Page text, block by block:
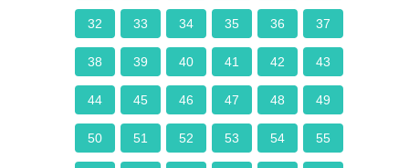
32 33 34 35 36 37
38 39 40 41 42 43
44 45 46 47 48 49
50 51 52 53 54 55